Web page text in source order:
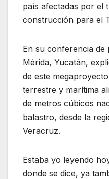
país afectadas por el
construcción para el
En su conferencia de
Mérida, Yucatán,
de este
terrestre y marítima
de metros cúbicos
balastro, desde la
Veracruz.
Estaba yo leyendo
donde se dice, ya